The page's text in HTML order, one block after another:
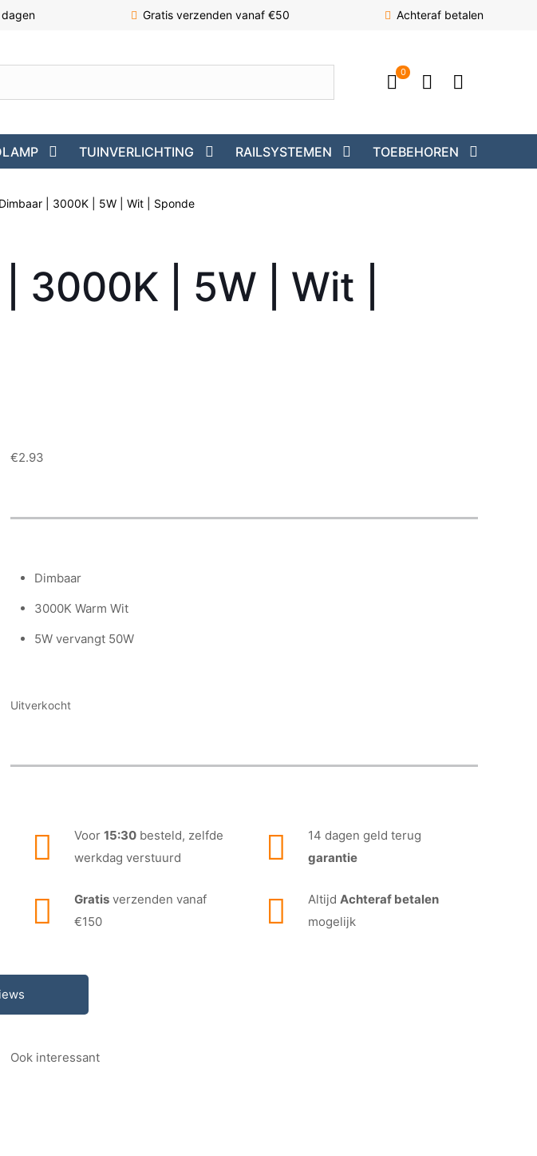
dagen Gratis verzenden vanaf €50 Achteraf betalen
0
TUINVERLICHTING RAILSYSTEMEN TOEBEHOREN
| 3000K | 5W | Wit | Sponde
3000K | 5W | Wit |
€2.93
Dimbaar
3000K Warm Wit
5W vervangt 50W
Uitverkocht
Voor 15:30 besteld, zelfde
werkdag verstuurd
14 dagen geld terug
garantie
Gratis verzenden vanaf
€150
Altijd Achteraf betalen
mogelijk
Ook interessant